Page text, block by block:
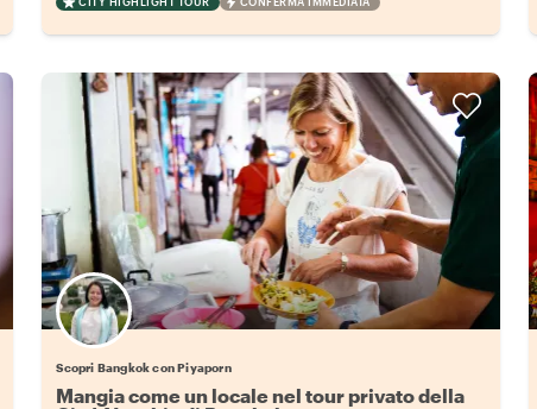
Scopri Bangkok con Piyaporn
Mangia come un locale nel tour privato della